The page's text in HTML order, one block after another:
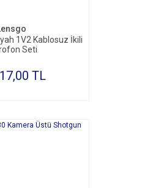
1V2 Kablosuz İkili
Seti
TL